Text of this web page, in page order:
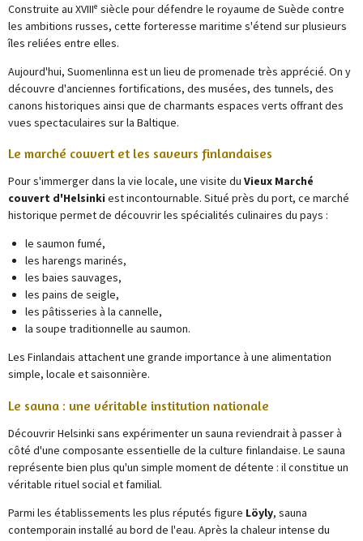
Construite au XVIIIᵉ siècle pour défendre le royaume de Suède contre
les ambitions russes, cette forteresse maritime s'étend sur plusieurs
îles reliées entre elles.
Aujourd'hui, Suomenlinna est un lieu de promenade très apprécié. On y
découvre d'anciennes fortifications, des musées, des tunnels, des
canons historiques ainsi que de charmants espaces verts offrant des
vues spectaculaires sur la Baltique.
Le marché couvert et les saveurs finlandaises
Pour s'immerger dans la vie locale, une visite du Vieux Marché
couvert d'Helsinki est incontournable. Situé près du port, ce marché
historique permet de découvrir les spécialités culinaires du pays :
le saumon fumé,
les harengs marinés,
les baies sauvages,
les pains de seigle,
les pâtisseries à la cannelle,
la soupe traditionnelle au saumon.
Les Finlandais attachent une grande importance à une alimentation
simple, locale et saisonnière.
Le sauna : une véritable institution nationale
Découvrir Helsinki sans expérimenter un sauna reviendrait à passer à
côté d'une composante essentielle de la culture finlandaise. Le sauna
représente bien plus qu'un simple moment de détente : il constitue un
véritable rituel social et familial.
Parmi les établissements les plus réputés figure Löyly, sauna
contemporain installé au bord de l'eau. Après la chaleur intense du